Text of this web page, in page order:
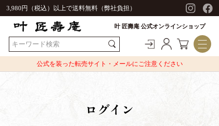
3,980円（税込）以上で送料無料（弊社負担）
叶 匠壽庵 公式オンラインショップ
公式を装った転売サイト・メールにご注意ください
ログイン